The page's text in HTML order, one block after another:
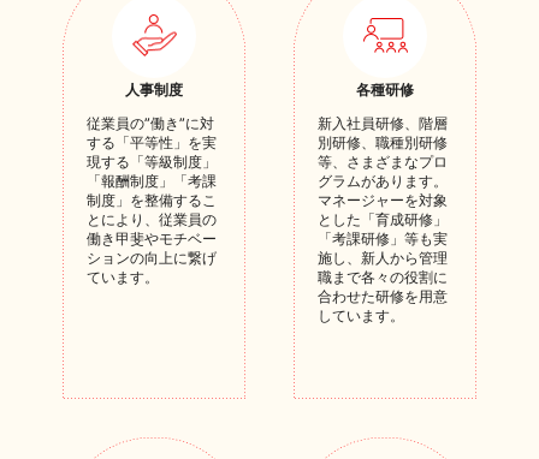
人事制度
従業員の”働き”に対
する「平等性」を実
現する「等級制度」
「報酬制度」「考課
制度」を整備するこ
とにより、従業員の
働き甲斐やモチベー
ションの向上に繋げ
ています。
各種研修
新入社員研修、階層
別研修、職種別研修
等、さまざまなプロ
グラムがあります。
マネージャーを対象
とした「育成研修」
「考課研修」等も実
施し、新人から管理
職まで各々の役割に
合わせた研修を用意
しています。